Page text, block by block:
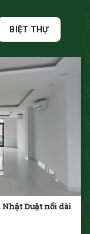
BIỆT THỰ